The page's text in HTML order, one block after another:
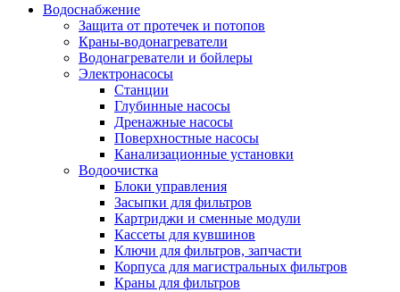
Строительные товары
Все для бани
Полезные статьи
Водоснабжение
Защита от протечек и потопов
Краны-водонагреватели
Водонагреватели и бойлеры
Электронасосы
Станции
Глубинные насосы
Дренажные насосы
Поверхностные насосы
Канализационные установки
Водоочистка
Блоки управления
Засыпки для фильтров
Картриджи и сменные модули
Кассеты для кувшинов
Ключи для фильтров, запчасти
Корпуса для магистральных фильтров
Краны для фильтров